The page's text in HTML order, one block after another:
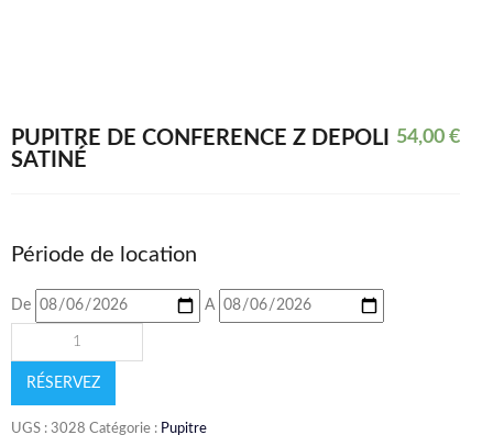
PUPITRE DE CONFÉRENCE Z DÉPOLI
SATINÉ
54,00 €
Période de location
De A
RÉSERVEZ
UGS : 3028 Catégorie : Pupitre